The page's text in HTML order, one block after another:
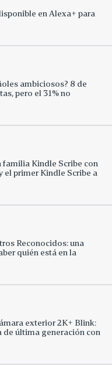
en Alexa+ para
ambiciosos? 8 de
pero el 31% no
familia Kindle Scribe con
el primer Kindle Scribe a
Reconocidos: una
quién está en la
exterior 2K+ Blink:
de última generación con